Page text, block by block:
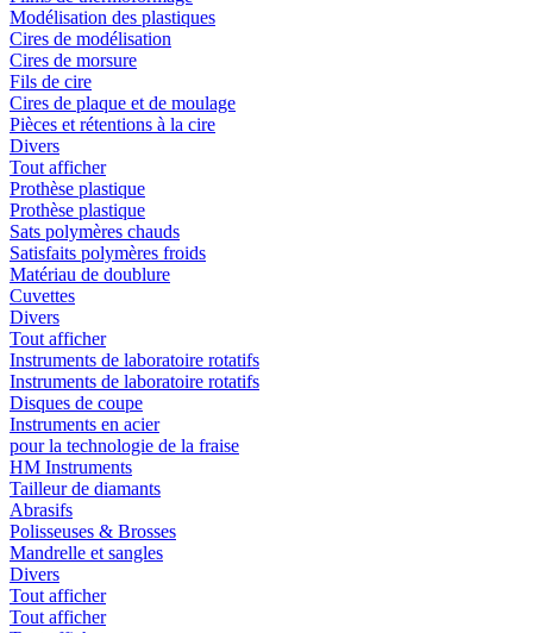
Modélisation des plastiques
Cires de modélisation
Cires de morsure
Fils de cire
Cires de plaque et de moulage
Pièces et rétentions à la cire
Divers
Tout afficher
Prothèse plastique
Prothèse plastique
Sats polymères chauds
Satisfaits polymères froids
Matériau de doublure
Cuvettes
Divers
Tout afficher
Instruments de laboratoire rotatifs
Instruments de laboratoire rotatifs
Disques de coupe
Instruments en acier
pour la technologie de la fraise
HM Instruments
Tailleur de diamants
Abrasifs
Polisseuses & Brosses
Mandrelle et sangles
Divers
Tout afficher
Tout afficher